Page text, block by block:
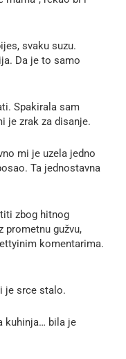
svaku suzu.
Da je to samo
Spakirala sam
je zrak za disanje.
mi je uzela jedno
Ta jednostavna
zbog hitnog
prometnu gužvu,
komentarima.
je srce stalo.
kuhinja… bila je